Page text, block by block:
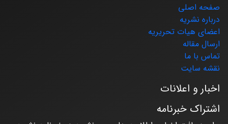
صفحه اصلی
درباره نشریه
اعضای هیات تحریریه
ارسال مقاله
تماس با ما
نقشه سایت
اخبار و اعلانات
اشتراک خبرنامه